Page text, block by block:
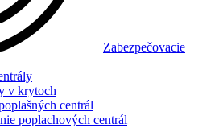
Zabezpečovacie
v krytoch
centrál
poplachových centrál